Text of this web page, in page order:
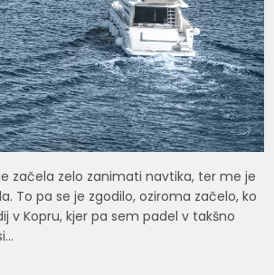
začela zelo zanimati navtika, ter me je
To pa se je zgodilo, oziroma začelo, ko
v Kopru, kjer pa sem padel v takšno